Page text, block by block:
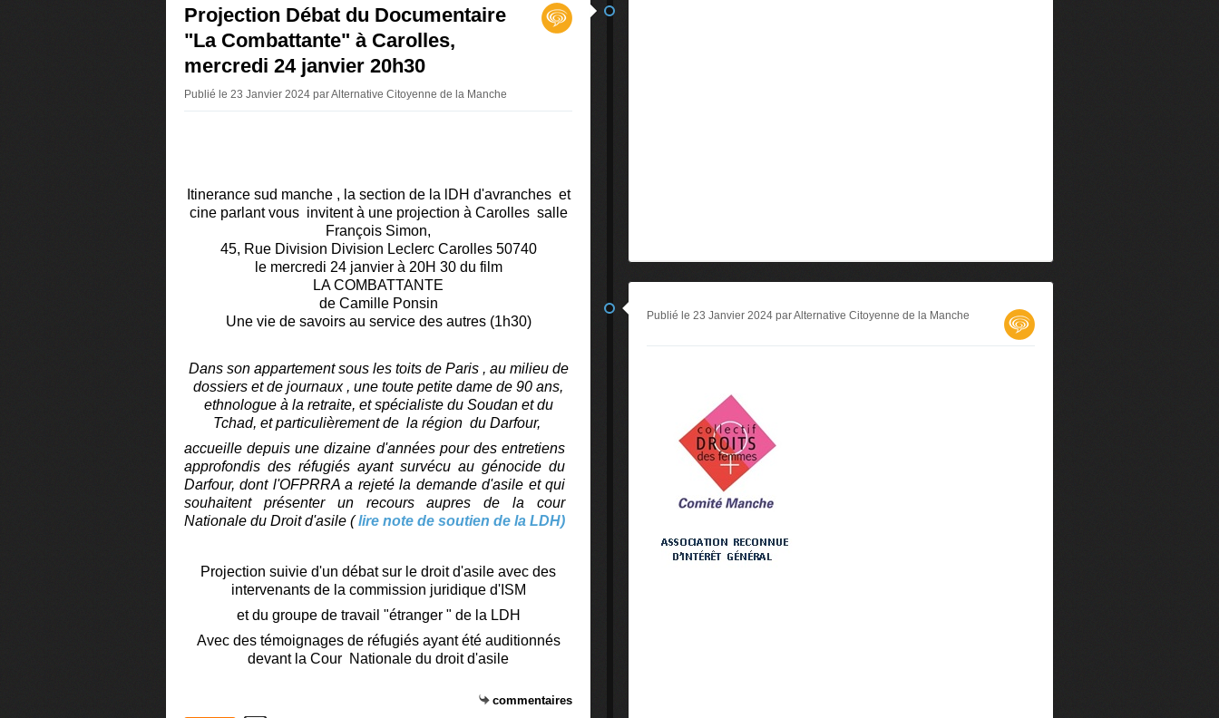
Projection Débat du Documentaire
"La Combattante" à Carolles,
mercredi 24 janvier 20h30
Publié le 23 Janvier 2024 par Alternative Citoyenne de la Manche
Itinerance sud manche , la section de la lDH d'avranches et
cine parlant vous invitent à une projection à Carolles salle
François Simon,
45, Rue Division Division Leclerc Carolles 50740
le mercredi 24 janvier à 20H 30 du film
LA COMBATTANTE
de Camille Ponsin
Une vie de savoirs au service des autres (1h30)
Dans son appartement sous les toits de Paris , au milieu de
dossiers et de journaux , une toute petite dame de 90 ans,
ethnologue à la retraite, etspécialiste du Soudan et du
Tchad, et particulièrement de la région du Darfour,
accueille depuis une dizaine d'années pour des entretiens
approfondis des réfugiés ayant survécu au génocide du
Darfour, dont l'OFPRRA a rejeté la demande d'asile et qui
souhaitent présenter un recours aupres de la cour
Nationale du Droit d'asile (lire note de soutien de la LDH)
Projection suivie d'un débat sur le droit d'asile avec des
intervenants de la commission juridique d'ISM
et du groupe de travail "étranger " de la LDH
Avec des témoignages de réfugiés ayant été auditionnés
devant la Cour Nationale du droit d'asile
commentaires
Publié le 23 Janvier 2024 par Alternative Citoyenne de la Manche